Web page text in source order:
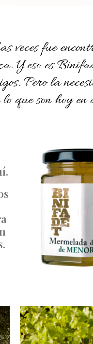
veces fue
Y eso es
Pero la
que son hoy en